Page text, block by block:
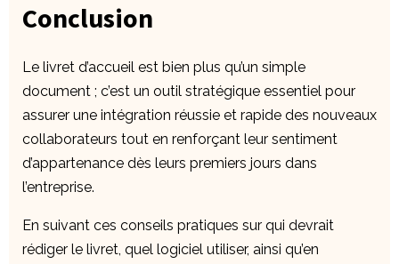
Conclusion
Le livret d’accueil est bien plus qu’un simple
document ; c’est un outil stratégique essentiel pour
assurer une intégration réussie et rapide des nouveaux
collaborateurs tout en renforçant leur sentiment
d’appartenance dès leurs premiers jours dans
l’entreprise.
En suivant ces conseils pratiques sur qui devrait
rédiger le livret, quel logiciel utiliser, ainsi qu’en